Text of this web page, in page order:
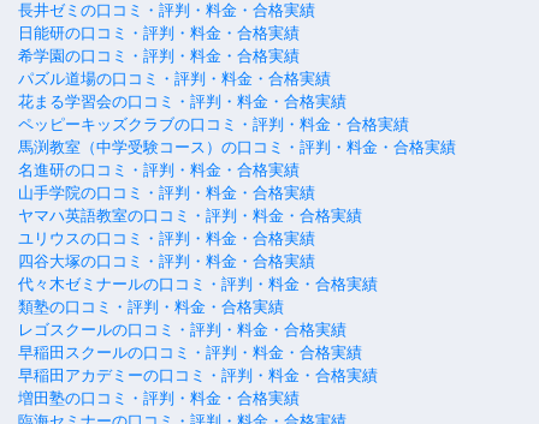
長井ゼミの口コミ・評判・料金・合格実績
日能研の口コミ・評判・料金・合格実績
希学園の口コミ・評判・料金・合格実績
パズル道場の口コミ・評判・料金・合格実績
花まる学習会の口コミ・評判・料金・合格実績
ペッピーキッズクラブの口コミ・評判・料金・合格実績
馬渕教室（中学受験コース）の口コミ・評判・料金・合格実績
名進研の口コミ・評判・料金・合格実績
山手学院の口コミ・評判・料金・合格実績
ヤマハ英語教室の口コミ・評判・料金・合格実績
ユリウスの口コミ・評判・料金・合格実績
四谷大塚の口コミ・評判・料金・合格実績
代々木ゼミナールの口コミ・評判・料金・合格実績
類塾の口コミ・評判・料金・合格実績
レゴスクールの口コミ・評判・料金・合格実績
早稲田スクールの口コミ・評判・料金・合格実績
早稲田アカデミーの口コミ・評判・料金・合格実績
増田塾の口コミ・評判・料金・合格実績